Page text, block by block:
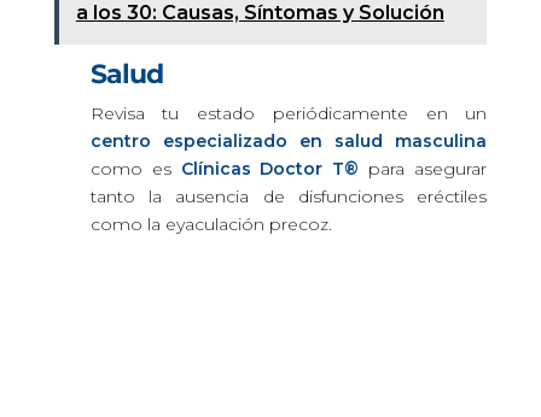
a los 30: Causas, Síntomas y Solución
Salud
Revisa tu estado periódicamente en un
centro especializado en salud masculina
como es Clínicas Doctor T® para asegurar
tanto la ausencia de disfunciones eréctiles
como la eyaculación precoz.